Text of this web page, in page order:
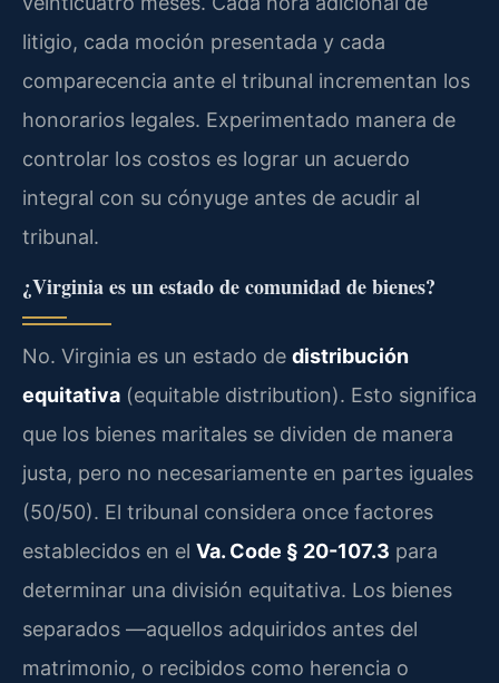
litigio, cada moción presentada y cada
comparecencia ante el tribunal incrementan los
honorarios legales. Experimentado manera de
controlar los costos es lograr un acuerdo
integral con su cónyuge antes de acudir al
tribunal.
¿Virginia es un estado de comunidad de bienes?
No. Virginia es un estado de distribución
equitativa (equitable distribution). Esto significa
que los bienes maritales se dividen de manera
justa, pero no necesariamente en partes iguales
(50/50). El tribunal considera once factores
establecidos en el Va. Code § 20-107.3 para
determinar una división equitativa. Los bienes
separados —aquellos adquiridos antes del
matrimonio, o recibidos como herencia o